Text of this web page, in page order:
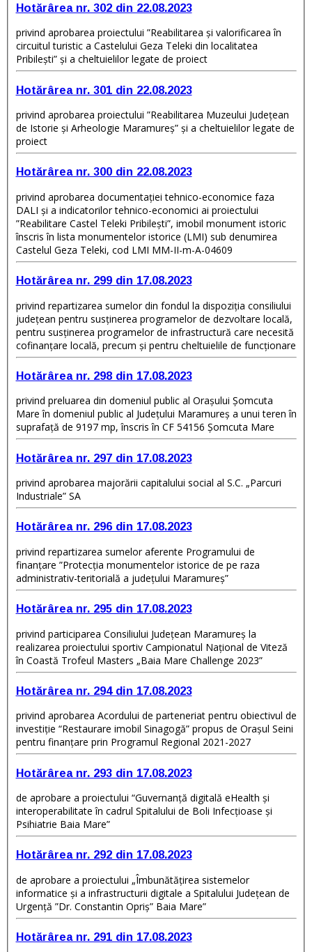
Hotărârea nr. 302 din 22.08.2023
privind aprobarea proiectului ”Reabilitarea și valorificarea în
circuitul turistic a Castelului Geza Teleki din localitatea
Pribilești” și a cheltuielilor legate de proiect
Hotărârea nr. 301 din 22.08.2023
privind aprobarea proiectului ”Reabilitarea Muzeului Judeţean
de Istorie şi Arheologie Maramureș” și a cheltuielilor legate de
proiect
Hotărârea nr. 300 din 22.08.2023
privind aprobarea documentaţiei tehnico-economice faza
DALI și a indicatorilor tehnico-economici ai proiectului
”Reabilitare Castel Teleki Pribilești”, imobil monument istoric
înscris în lista monumentelor istorice (LMI) sub denumirea
Castelul Geza Teleki, cod LMI MM-II-m-A-04609
Hotărârea nr. 299 din 17.08.2023
privind repartizarea sumelor din fondul la dispoziţia consiliului
judeţean pentru susţinerea programelor de dezvoltare locală,
pentru susţinerea programelor de infrastructură care necesită
cofinanţare locală, precum şi pentru cheltuielile de funcţionare
Hotărârea nr. 298 din 17.08.2023
privind preluarea din domeniul public al Orașului Șomcuta
Mare în domeniul public al Județului Maramureș a unui teren în
suprafață de 9197 mp, înscris în CF 54156 Șomcuta Mare
Hotărârea nr. 297 din 17.08.2023
privind aprobarea majorării capitalului social al S.C. „Parcuri
Industriale” SA
Hotărârea nr. 296 din 17.08.2023
privind repartizarea sumelor aferente Programului de
finanțare ”Protecția monumentelor istorice de pe raza
administrativ-teritorială a județului Maramureș”
Hotărârea nr. 295 din 17.08.2023
privind participarea Consiliului Județean Maramureş la
realizarea proiectului sportiv Campionatul Național de Viteză
în Coastă Trofeul Masters „Baia Mare Challenge 2023”
Hotărârea nr. 294 din 17.08.2023
privind aprobarea Acordului de parteneriat pentru obiectivul de
investiție “Restaurare imobil Sinagogă” propus de Orașul Seini
pentru finanțare prin Programul Regional 2021-2027
Hotărârea nr. 293 din 17.08.2023
de aprobare a proiectului “Guvernanță digitală eHealth și
interoperabilitate în cadrul Spitalului de Boli Infecțioase și
Psihiatrie Baia Mare”
Hotărârea nr. 292 din 17.08.2023
de aprobare a proiectului „Îmbunătățirea sistemelor
informatice și a infrastructurii digitale a Spitalului Județean de
Urgență ”Dr. Constantin Opriș” Baia Mare”
Hotărârea nr. 291 din 17.08.2023